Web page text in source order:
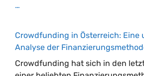
…
Crowdfunding in Österreich: Eine
Analyse der
Crowdfunding hat sich in den